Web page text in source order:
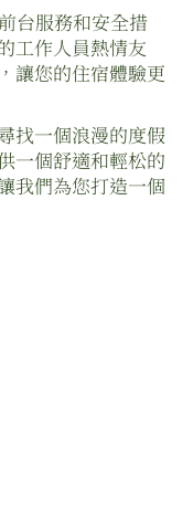
台服務和安全措
工作人員熱情友
讓您的住宿體驗更
找一個浪漫的度假
一個舒適和輕松的
我們為您打造一個